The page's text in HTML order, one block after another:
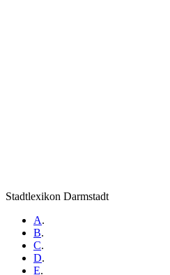
Stadtlexikon Darmstadt
A.
B.
C.
D.
E.